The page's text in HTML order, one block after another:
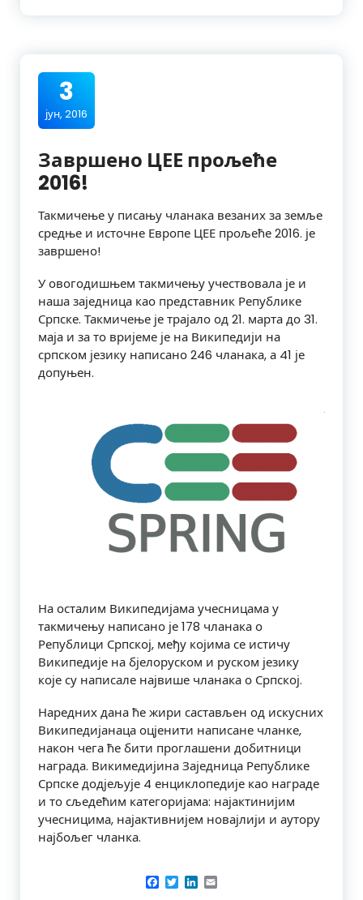
3
јун, 2016
Завршено ЦЕЕ прољеће
2016!
Такмичење у писању чланака везаних за земље
средње и источне Европе ЦЕЕ прољеће 2016. је
завршено!
У овогодишњем такмичењу учествовала је и
наша заједница као представник Републике
Српске. Такмичење је трајало од 21. марта до 31.
маја и за то вријеме је на Википедији на
српском језику написано 246 чланака, а 41 је
допуњен.
На осталим Википедијама учесницама у
такмичењу написано је 178 чланака о
Републици Српској, међу којима се истичу
Википедије на бјелоруском и руском језику
које су написале највише чланака о Српској.
Наредних дана ће жири састављен од искусних
Википедијанаца оцјенити написане чланке,
након чега ће бити проглашени добитници
награда. Викимедијина Заједница Републике
Српске додјељује 4 енциклопедије као награде
и то сљедећим категоријама: најактинијим
учесницима, најактивнијем новајлији и аутору
најбољег чланка.
Facebook
TwitterLinkedIn